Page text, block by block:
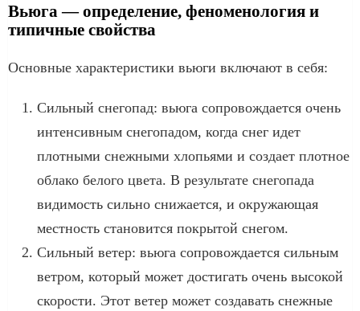
Вьюга — определение, феноменология и
типичные свойства
Основные характеристики вьюги включают в себя:
Сильный снегопад: вьюга сопровождается очень
интенсивным снегопадом, когда снег идет
плотными снежными хлопьями и создает плотное
облако белого цвета. В результате снегопада
видимость сильно снижается, и окружающая
местность становится покрытой снегом.
Сильный ветер: вьюга сопровождается сильным
ветром, который может достигать очень высокой
скорости. Этот ветер может создавать снежные